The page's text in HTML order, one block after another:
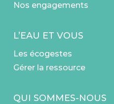
Nos engagements
L’EAU ET VOUS
Les écogestes
Gérer la ressource
QUI SOMMES-NOUS